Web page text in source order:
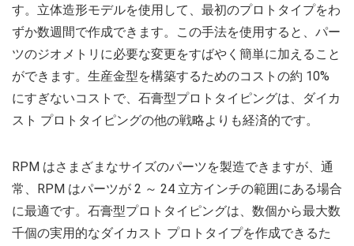
す。立体造形モデルを使用して、最初のプロトタイプをわ
ずか数週間で作成できます。この手法を使用すると、パー
ツのジオメトリに必要な変更をすばやく簡単に加えること
ができます。生産金型を構築するためのコストの約 10%
にすぎないコストで、石膏型プロトタイピングは、ダイカ
スト プロトタイピングの他の戦略よりも経済的です。
RPM はさまざまなサイズのパーツを製造できますが、通
常、RPM はパーツが 2 ～ 24 立方インチの範囲にある場合
に最適です。石膏型プロトタイピングは、数個から最大数
千個の実用的なダイカスト プロトタイプを作成できるた